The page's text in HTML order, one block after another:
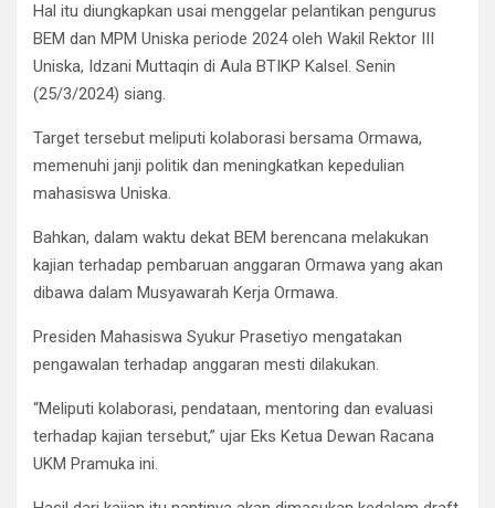
Hal itu diungkapkan usai menggelar pelantikan pengurus
BEM dan MPM Uniska periode 2024 oleh Wakil Rektor III
Uniska, Idzani Muttaqin di Aula BTIKP Kalsel. Senin
(25/3/2024) siang.
Target tersebut meliputi kolaborasi bersama Ormawa,
memenuhi janji politik dan meningkatkan kepedulian
mahasiswa Uniska.
Bahkan, dalam waktu dekat BEM berencana melakukan
kajian terhadap pembaruan anggaran Ormawa yang akan
dibawa dalam Musyawarah Kerja Ormawa.
Presiden Mahasiswa Syukur Prasetiyo mengatakan
pengawalan terhadap anggaran mesti dilakukan.
“Meliputi kolaborasi, pendataan, mentoring dan evaluasi
terhadap kajian tersebut,” ujar Eks Ketua Dewan Racana
UKM Pramuka ini.